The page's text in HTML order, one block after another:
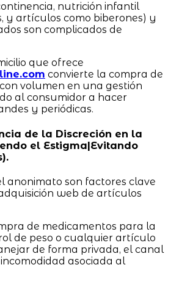
nutrición infantil
y artículos como biberones) y
son complicados de
que ofrece
convierte la compra de
volumen en una gestión
al consumidor a hacer
y periódicas.
de la Discreción en la
el Estigma|Evitando
anonimato son factores clave
web de artículos
de medicamentos para la
de peso o cualquier artículo
de forma privada, el canal
asociada al